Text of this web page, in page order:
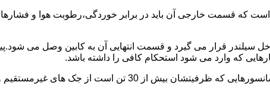
که قسمت خارجی آن باید در برابر خوردگی،رطوبت هوا و
سیلندر قرار می گیرد و قسمت انتهایی آن به کابین وصل می
که وارد می شود استحکام کافی را داشته باشد.
برای آسانسورهایی که ظرفیتشان 30 تن است از جک مستقیم و برای